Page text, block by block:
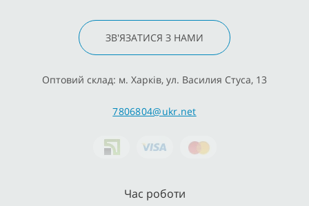
ЗВ'ЯЗАТИСЯ З НАМИ
Оптовий склад: м. Харків, ул. Василия Стуса, 13
7806804@ukr.net
Час роботи